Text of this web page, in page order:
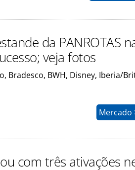
da PANROTAS
veja fotos
Bradesco, BWH, Disney, Iberia/
Mercado
com três ativações